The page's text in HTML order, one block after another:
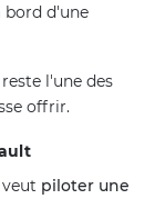
bord d'une
l'une des
offrir.
piloter une